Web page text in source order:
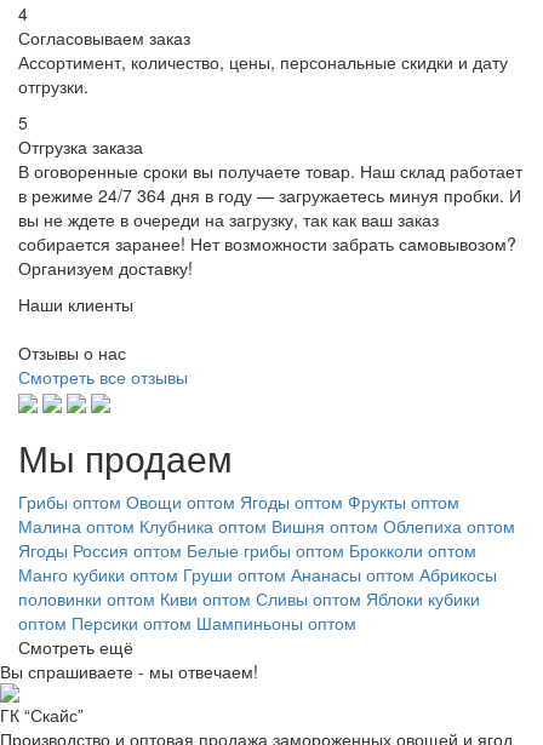
4
Согласовываем заказ
Ассортимент, количество, цены, персональные скидки и дату
отгрузки.
5
Отгрузка заказа
В оговоренные сроки вы получаете товар. Наш склад работает
в режиме 24/7 364 дня в году — загружаетесь минуя пробки. И
вы не ждете в очереди на загрузку, так как ваш заказ
собирается заранее! Нет возможности забрать самовывозом?
Организуем доставку!
Наши клиенты
Отзывы о нас
Смотреть все отзывы
Мы продаем
Грибы оптом Овощи оптом Ягоды оптом Фрукты оптом
Малина оптом Клубника оптом Вишня оптом Облепиха оптом
Ягоды Россия оптом Белые грибы оптом Брокколи оптом
Манго кубики оптом Груши оптом Ананасы оптом Абрикосы
половинки оптом Киви оптом Сливы оптом Яблоки кубики
оптом Персики оптом Шампиньоны оптом
Смотреть ещё
Вы спрашиваете - мы отвечаем!
ГК “Скайс”
Производство и оптовая продажа замороженных овощей и ягод